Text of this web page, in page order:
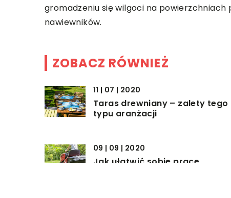
gromadzeniu się wilgoci na powierzchniach
nawiewników.
ZOBACZ RÓWNIEŻ
11 | 07 | 2020
Taras drewniany – zalety tego
typu aranżacji
09 | 09 | 2020
Jak ułatwić sobie prace